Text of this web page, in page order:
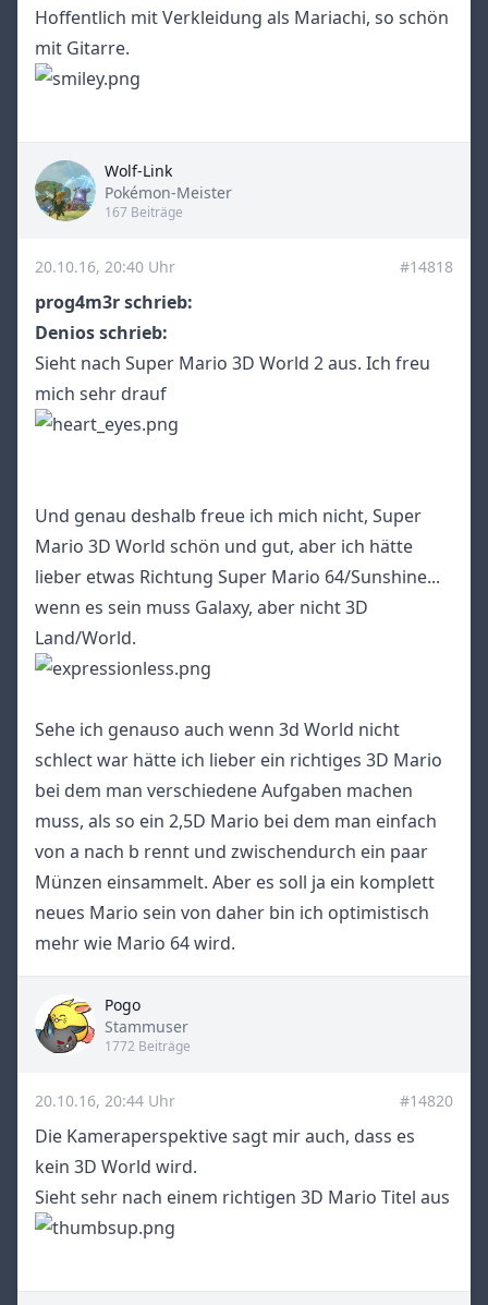
Hoffentlich mit Verkleidung als Mariachi, so schön
mit Gitarre.
Wolf-Link
Title
Pokémon-Meister
167 Beiträge
20.10.16, 20:40 Uhr #14818
prog4m3r schrieb:
Denios schrieb:
Sieht nach Super Mario 3D World 2 aus. Ich freu
mich sehr drauf
Und genau deshalb freue ich mich nicht, Super
Mario 3D World schön und gut, aber ich hätte
lieber etwas Richtung Super Mario 64/Sunshine...
wenn es sein muss Galaxy, aber nicht 3D
Land/World.
Sehe ich genauso auch wenn 3d World nicht
schlect war hätte ich lieber ein richtiges 3D Mario
bei dem man verschiedene Aufgaben machen
muss, als so ein 2,5D Mario bei dem man einfach
von a nach b rennt und zwischendurch ein paar
Münzen einsammelt. Aber es soll ja ein komplett
neues Mario sein von daher bin ich optimistisch
mehr wie Mario 64 wird.
Pogo
Title
Stammuser
1772 Beiträge
20.10.16, 20:44 Uhr #14820
Die Kameraperspektive sagt mir auch, dass es
kein 3D World wird.
Sieht sehr nach einem richtigen 3D Mario Titel aus